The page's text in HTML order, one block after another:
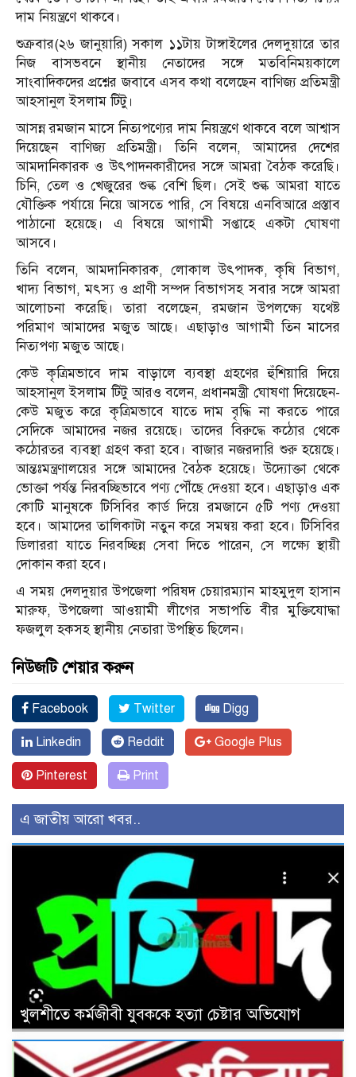
দাম নিয়ন্ত্রণে থাকবে।
শুক্রবার(২৬ জানুয়ারি) সকাল ১১টায় টাঙ্গাইলের দেলদুয়ারে তার
নিজ বাসভবনে স্থানীয় নেতাদের সঙ্গে মতবিনিময়কালে
সাংবাদিকদের প্রশ্নের জবাবে এসব কথা বলেছেন বাণিজ্য প্রতিমন্ত্রী
আহসানুল ইসলাম টিটু।
আসন্ন রমজান মাসে নিত্যপণ্যের দাম নিয়ন্ত্রণে থাকবে বলে আশ্বাস
দিয়েছেন বাণিজ্য প্রতিমন্ত্রী। তিনি বলেন, আমাদের দেশের
আমদানিকারক ও উৎপাদনকারীদের সঙ্গে আমরা বৈঠক করেছি।
চিনি, তেল ও খেজুরের শুল্ক বেশি ছিল। সেই শুল্ক আমরা যাতে
যৌক্তিক পর্যায়ে নিয়ে আসতে পারি, সে বিষয়ে এনবিআরে প্রস্তাব
পাঠানো হয়েছে। এ বিষয়ে আগামী সপ্তাহে একটা ঘোষণা
আসবে।
তিনি বলেন, আমদানিকারক, লোকাল উৎপাদক, কৃষি বিভাগ,
খাদ্য বিভাগ, মৎস্য ও প্রাণী সম্পদ বিভাগসহ সবার সঙ্গে আমরা
আলোচনা করেছি। তারা বলেছেন, রমজান উপলক্ষ্যে যথেষ্ট
পরিমাণ আমাদের মজুত আছে। এছাড়াও আগামী তিন মাসের
নিত্যপণ্য মজুত আছে।
কেউ কৃত্রিমভাবে দাম বাড়ালে ব্যবস্থা গ্রহণের হুঁশিয়ারি দিয়ে
আহসানুল ইসলাম টিটু আরও বলেন, প্রধানমন্ত্রী ঘোষণা দিয়েছেন-
কেউ মজুত করে কৃত্রিমভাবে যাতে দাম বৃদ্ধি না করতে পারে
সেদিকে আমাদের নজর রয়েছে। তাদের বিরুদ্ধে কঠোর থেকে
কঠোরতর ব্যবস্থা গ্রহণ করা হবে। বাজার নজরদারি শুরু হয়েছে।
আন্তঃমন্ত্রণালয়ের সঙ্গে আমাদের বৈঠক হয়েছে। উদ্যোক্তা থেকে
ভোক্তা পর্যন্ত নিরবচ্ছিভাবে পণ্য পৌঁছে দেওয়া হবে। এছাড়াও এক
কোটি মানুষকে টিসিবির কার্ড দিয়ে রমজানে ৫টি পণ্য দেওয়া
হবে। আমাদের তালিকাটা নতুন করে সমন্বয় করা হবে। টিসিবির
ডিলাররা যাতে নিরবচ্ছিন্ন সেবা দিতে পারেন, সে লক্ষ্যে স্থায়ী
দোকান করা হবে।
এ সময় দেলদুয়ার উপজেলা পরিষদ চেয়ারম্যান মাহমুদুল হাসান
মারুফ, উপজেলা আওয়ামী লীগের সভাপতি বীর মুক্তিযোদ্ধা
ফজলুল হকসহ স্থানীয় নেতারা উপস্থিত ছিলেন।
নিউজটি শেয়ার করুন
Facebook Twitter Digg
Linkedin Reddit Google Plus
Pinterest Print
এ জাতীয় আরো খবর..
খুলশীতে কর্মজীবী যুবককে হত্যা চেষ্টার অভিযোগ